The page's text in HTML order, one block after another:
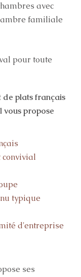
avec
familiale
pour toute
de plats français
vous propose
convivial
typique
d'entreprise
ses